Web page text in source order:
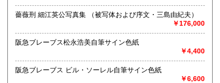
書籍の買取について
色紙・掛軸・書簡・原稿・芸能人のサインなどの肉筆類、野
球をはじめスポーツ関連の書籍やユニホーム・バット・グロ
ーブなどの実使用品・記念品を専門的に扱っています。
取り扱い分野
薔薇刑 細江英公写真集 （被写体および序文・三島由紀夫）
￥176,000
阪急ブレーブス松永浩美自筆サイン色紙
￥4,400
阪急ブレーブス ビル・ソーレル自筆サイン色紙
￥6,600